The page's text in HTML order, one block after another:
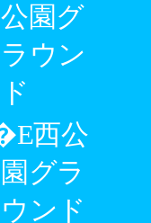
公園グ
ラウン
ド
西公
園グラ
ウンド